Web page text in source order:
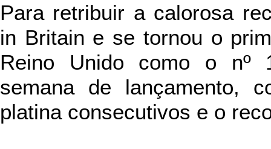
Para retribuir a calorosa
in Britain e se tornou o
Reino Unido como o nº
semana de lançamento,
platina consecutivos e o